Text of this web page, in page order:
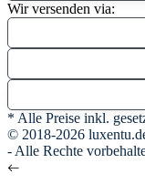
Wir versenden via:
* Alle Preise inkl.
© 2018-2026
- Alle Rechte